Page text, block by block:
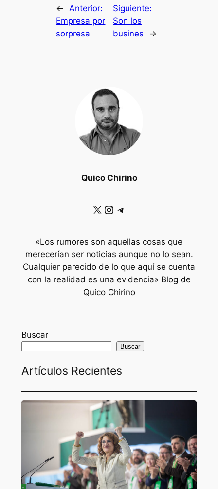
Quico Chirino
X Instagram Telegram
«Los rumores son aquellas cosas que
merecerían ser noticias aunque no lo sean.
Cualquier parecido de lo que aquí se cuenta
con la realidad es una evidencia» Blog de
Quico Chirino
←
Anterior:
Empresa por
sorpresa
Siguiente:
Son los
busines
→
Buscar
Buscar
Artículos Recientes